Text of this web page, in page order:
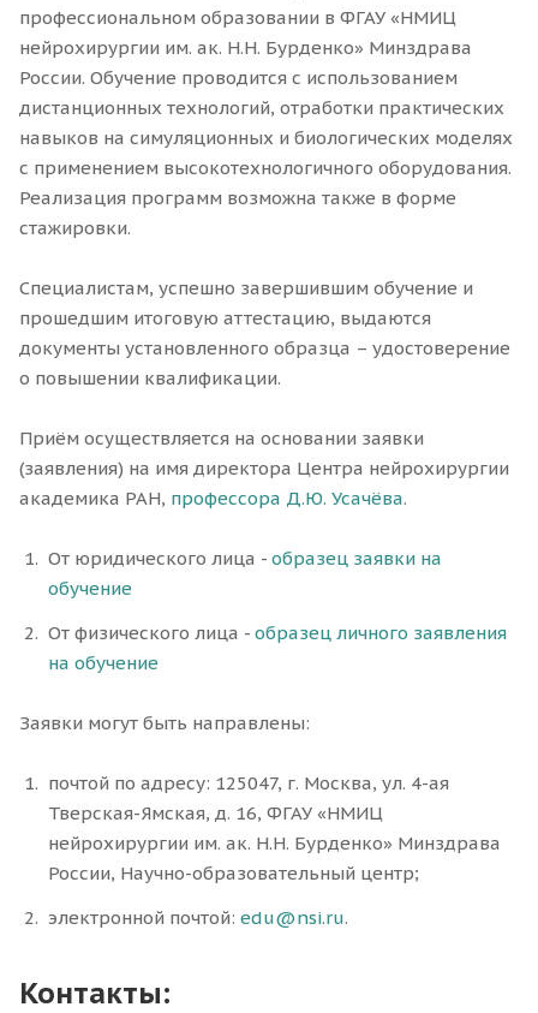
профессиональном образовании в ФГАУ «НМИЦ
нейрохирургии им. ак. Н.Н. Бурденко» Минздрава
России. Обучение проводится с использованием
дистанционных технологий, отработки практических
навыков на симуляционных и биологических моделях
с применением высокотехнологичного оборудования.
Реализация программ возможна также в форме
стажировки.
Специалистам, успешно завершившим обучение и
прошедшим итоговую аттестацию, выдаются
документы установленного образца – удостоверение
о повышении квалификации.
Приём осуществляется на основании заявки
(заявления) на имя директора Центра нейрохирургии
академика РАН, профессора Д.Ю. Усачёва.
От юридического лица - образец заявки на
обучение
От физического лица - образец личного заявления
на обучение
Заявки могут быть направлены:
почтой по адресу: 125047, г. Москва, ул. 4-ая
Тверская-Ямская, д. 16, ФГАУ «НМИЦ
нейрохирургии им. ак. Н.Н. Бурденко» Минздрава
России, Научно-образовательный центр;
электронной почтой: edu@nsi.ru.
Контакты: